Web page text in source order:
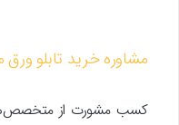
مشاوره خرید تابلو ورق
کسب مشورت از